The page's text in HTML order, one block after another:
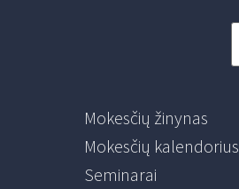
Mokesčių žinynas
Mokesčių kalendorius
Seminarai